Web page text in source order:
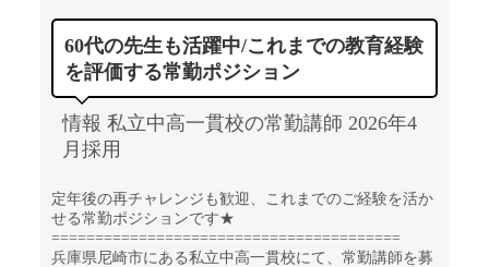
60代の先生も活躍中/これまでの教育経験
を評価する常勤ポジション
情報 私立中高一貫校の常勤講師 2026年4
月採用
定年後の再チャレンジも歓迎、これまでのご経験を活か
せる常勤ポジションです★
========================================
兵庫県尼崎市にある私立中高一貫校にて、常勤講師を募